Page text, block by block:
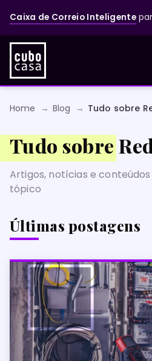
Caixa de Correio Inteligente
Home Blog Tudo sobre
Tudo sobre
Artigos, notícias e
tópico
Últimas postagens